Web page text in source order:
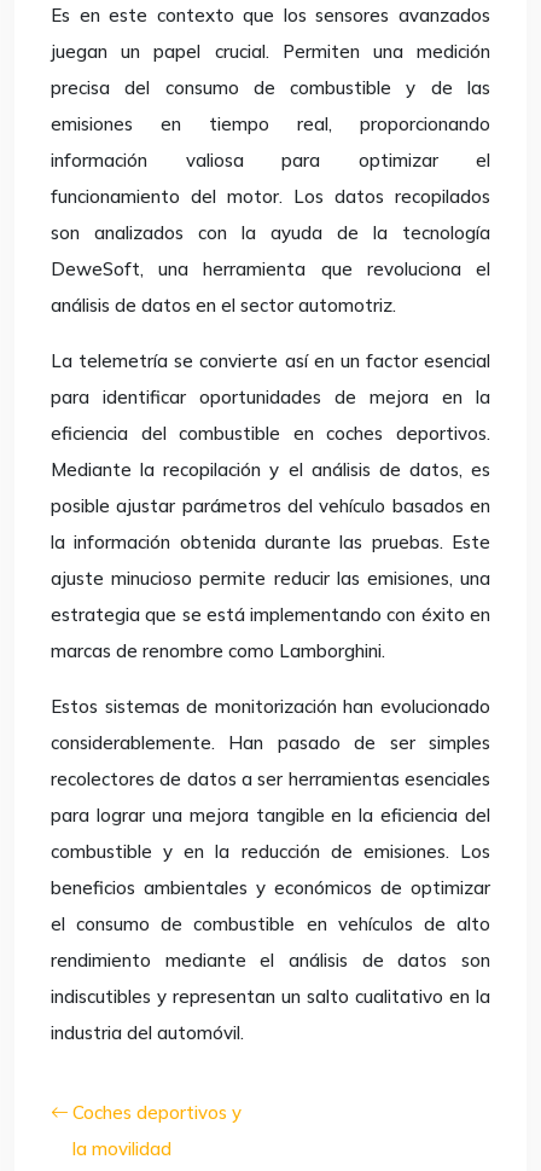
Es en este contexto que los sensores avanzados
juegan un papel crucial. Permiten una medición
precisa del consumo de combustible y de las
emisiones en tiempo real, proporcionando
información valiosa para optimizar el
funcionamiento del motor. Los datos recopilados
son analizados con la ayuda de la tecnología
DeweSoft, una herramienta que revoluciona el
análisis de datos en el sector automotriz.
La telemetría se convierte así en un factor esencial
para identificar oportunidades de mejora en la
eficiencia del combustible en coches deportivos.
Mediante la recopilación y el análisis de datos, es
posible ajustar parámetros del vehículo basados en
la información obtenida durante las pruebas. Este
ajuste minucioso permite reducir las emisiones, una
estrategia que se está implementando con éxito en
marcas de renombre como Lamborghini.
Estos sistemas de monitorización han evolucionado
considerablemente. Han pasado de ser simples
recolectores de datos a ser herramientas esenciales
para lograr una mejora tangible en la eficiencia del
combustible y en la reducción de emisiones. Los
beneficios ambientales y económicos de optimizar
el consumo de combustible en vehículos de alto
rendimiento mediante el análisis de datos son
indiscutibles y representan un salto cualitativo en la
industria del automóvil.
Coches deportivos y
la movilidad